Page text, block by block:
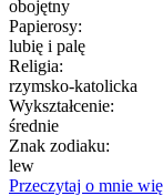
obojętny
Papierosy:
lubię i palę
Religia:
rzymsko-katolicka
Wykształcenie:
średnie
Znak zodiaku:
lew
Przeczytaj o mnie